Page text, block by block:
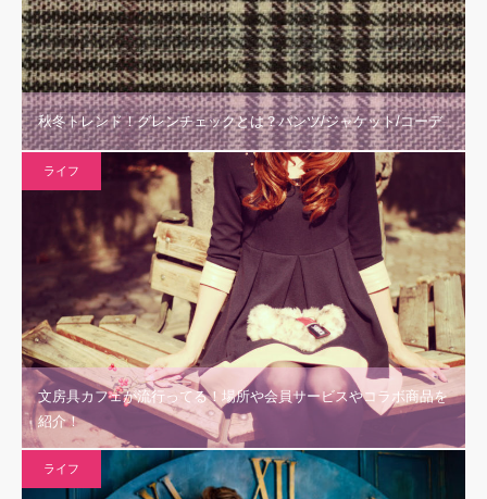
秋冬トレンド！グレンチェックとは？パンツ/ジャケット/コーデ
ライフ
文房具カフェが流行ってる！場所や会員サービスやコラボ商品を
紹介！
ライフ